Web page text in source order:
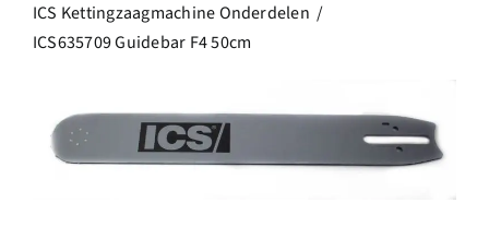
Overig Gereedschap
Reparatie
ICS Kettingzaagmachine Onderdelen
ICS635709 Guidebar F4 50cm